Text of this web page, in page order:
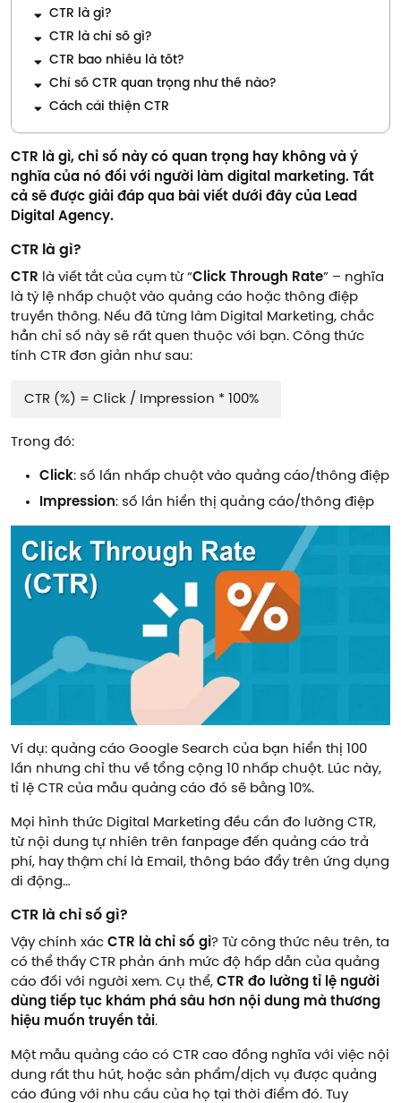
CTR là gì?
CTR là chỉ số gì?
CTR bao nhiêu là tốt?
Chỉ số CTR quan trọng như thế nào?
Cách cải thiện CTR
CTR là gì, chỉ số này có quan trọng hay không và ý
nghĩa của nó đối với người làm digital marketing. Tất
cả sẽ được giải đáp qua bài viết dưới đây của Lead
Digital Agency.
CTR là gì?
CTR là viết tắt của cụm từ “Click Through Rate” – nghĩa
là tỷ lệ nhấp chuột vào quảng cáo hoặc thông điệp
truyền thông. Nếu đã từng làm Digital Marketing, chắc
hẳn chỉ số này sẽ rất quen thuộc với bạn. Công thức
tính CTR đơn giản như sau:
CTR (%) = Click / Impression * 100%
Trong đó:
Click: số lần nhấp chuột vào quảng cáo/thông điệp
Impression: số lần hiển thị quảng cáo/thông điệp
Ví dụ: quảng cáo Google Search của bạn hiển thị 100
lần nhưng chỉ thu về tổng cộng 10 nhấp chuột. Lúc này,
tỉ lệ CTR của mẫu quảng cáo đó sẽ bằng 10%.
Mọi hình thức Digital Marketing đều cần đo lường CTR,
từ nội dung tự nhiên trên fanpage đến quảng cáo trả
phí, hay thậm chí là Email, thông báo đẩy trên ứng dụng
di động…
CTR là chỉ số gì?
Vậy chính xác CTR là chỉ số gì? Từ công thức nêu trên, ta
có thể thấy CTR phản ánh mức độ hấp dẫn của quảng
cáo đối với người xem. Cụ thể, CTR đo lường tỉ lệ người
dùng tiếp tục khám phá sâu hơn nội dung mà thương
hiệu muốn truyền tải.
Một mẫu quảng cáo có CTR cao đồng nghĩa với việc nội
dung rất thu hút, hoặc sản phẩm/dịch vụ được quảng
cáo đúng với nhu cầu của họ tại thời điểm đó. Tuy